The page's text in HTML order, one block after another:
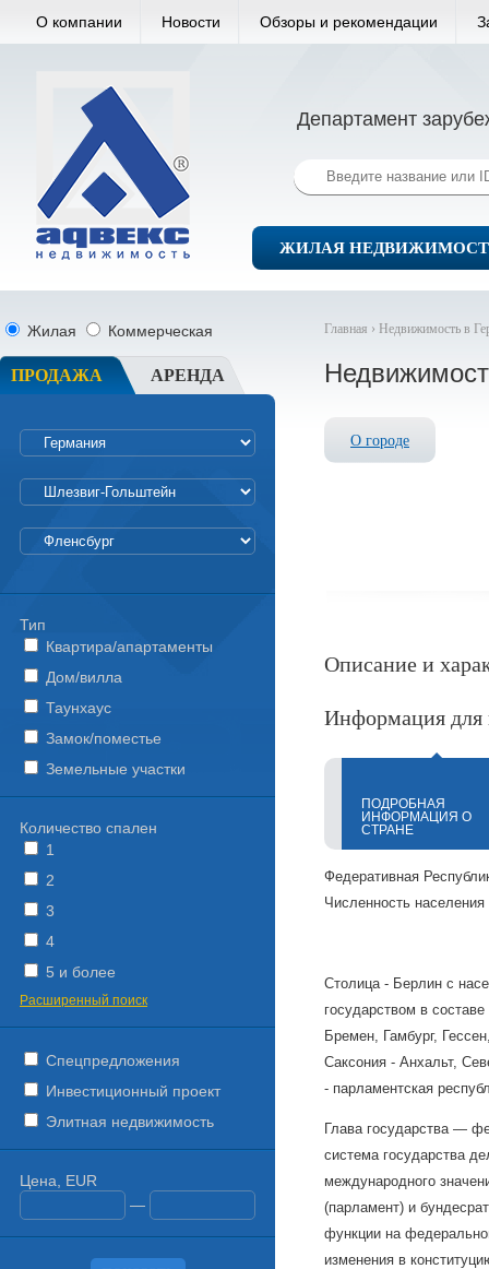
О компании Новости Обзоры и рекомендации
Департамент
ЖИЛАЯ
Главная › Недвижимость в
О городе
Описание и
Информация для
ПОДРОБНАЯ
ИНФОРМАЦИЯ О
СТРАНЕ
Федеративная
Численность
Столица - Берлин с
государством в
Бремен, Гамбург,
Саксония - Анхальт,
- парламентская
Глава государства —
система государства
международного
(парламент) и
функции на
изменения в
Жилая Коммерческая
ПРОДАЖА АРЕНДА
Тип
Квартира/апартаменты
Дом/вилла
Таунхаус
Замок/поместье
Земельные участки
Количество спален
1
2
3
4
5 и более
Расширенный поиск
Спецпредложения
Инвестиционный проект
Элитная недвижимость
Цена, EUR
—